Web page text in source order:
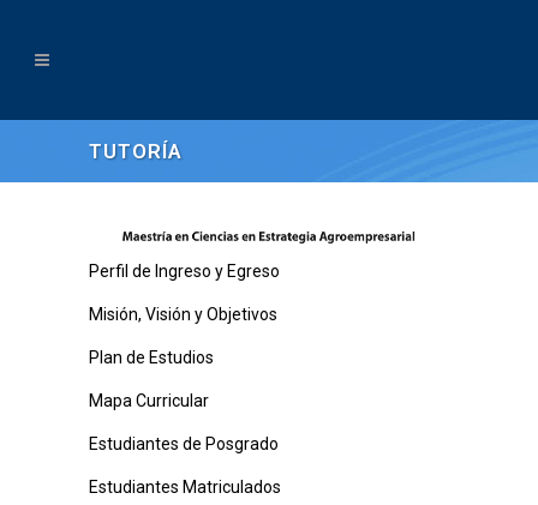
TUTORÍA
Perfil de Ingreso y Egreso
Misión, Visión y Objetivos
Plan de Estudios
Mapa Curricular
Estudiantes de Posgrado
Estudiantes Matriculados